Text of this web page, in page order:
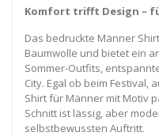
Komfort trifft Design –
Das bedruckte Männer
Baumwolle und bietet ein
Sommer-Outfits,
City. Egal ob beim Festival,
Shirt für Männer mit Motiv
Schnitt ist lässig, aber
selbstbewussten Auftritt.